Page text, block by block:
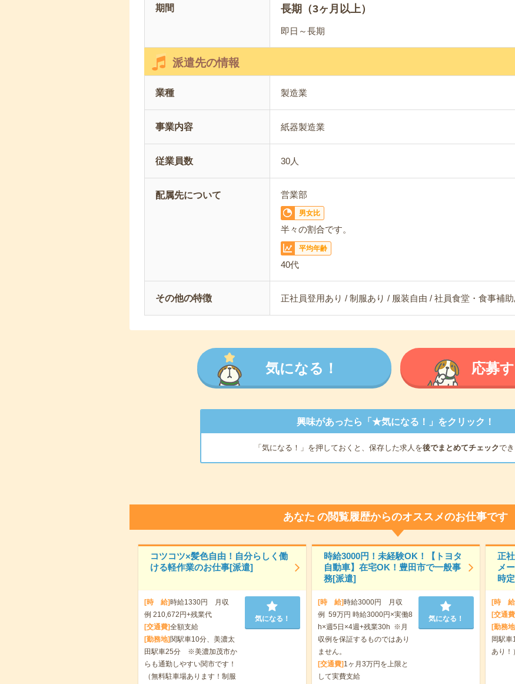
期間 長期（3ヶ月以上）
即日～長期
派遣先の情報
業種 製造業
事業内容 紙器製造業
従業員数 30人
配属先について 営業部
男女比
半々の割合です。
平均年齢
40代
その他の特徴 正社員登用あり / 制服あり / 服装自由 / 社員食堂・食事補
気になる！ 応募
興味があったら「★気になる！」をクリック！
「気になる！」を押しておくと、保存した求人を後でまとめてチェックでき
あなた の閲覧履歴からのオススメのお仕事です
コツコツ×髪色自由！自分らしく働
ける軽作業のお仕事[派遣]
[時 給]時給1330円 月収
例 210,672円+残業代
[交通費]全額支給
[勤務地] 関駅車10分、美濃太
田駅車25分 ※美濃加茂市か
らも通勤しやすい関市です！
（無料駐車場あります！制服
気になる！
時給3000円！未経験OK！【トヨタ
自動車】在宅OK！豊田市で一般事
務[派遣]
[時 給]時給3000円 月収
例 59万円 時給3000円×実働8
h×週5日×4週+残業30h ※月
収例を保証するものではあり
ません。
[交通費] 1ヶ月3万円を上限と
して実費支給
気になる！
正
メ
時
[時 給
[交通
[勤務
岡駅車
あり！）